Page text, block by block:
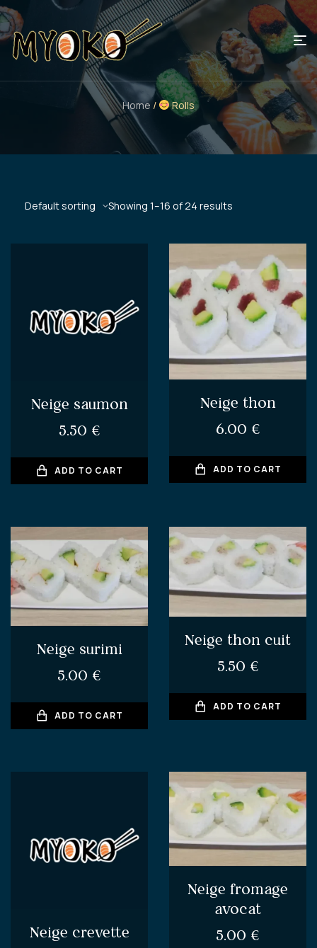
Home / Rolls
Showing 1–16 of 24 results
Neige saumon
5.50 €
ADD TO CART
Neige thon
6.00 €
ADD TO CART
Neige surimi
5.00 €
ADD TO CART
Neige thon cuit
5.50 €
ADD TO CART
Neige crevette
Neige fromage
avocat
5.00 €